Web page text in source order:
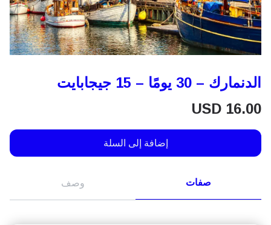
الدنمارك – 30 يومًا – 15 جيجابايت
USD 16.00
إضافة إلى السلة
صفات وصف